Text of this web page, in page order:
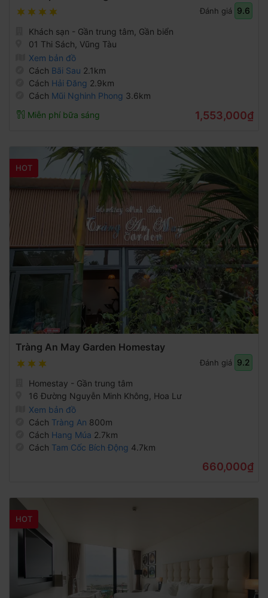
Đánh giá 9.6
Khách sạn - Gần trung tâm, Gần biển
01 Thi Sách, Vũng Tàu
Xem bản đồ
Cách Bãi Sau 2.1km
Cách Hải Đăng 2.9km
Cách Mũi Nghinh Phong 3.6km
Miễn phí bữa sáng
1,553,000₫
HOT
Tràng An May Garden Homestay
Đánh giá 9.2
Homestay - Gần trung tâm
16 Đường Nguyễn Minh Không, Hoa Lư
Xem bản đồ
Cách Tràng An 800m
Cách Hang Múa 2.7km
Cách Tam Cốc Bích Động 4.7km
660,000₫
HOT